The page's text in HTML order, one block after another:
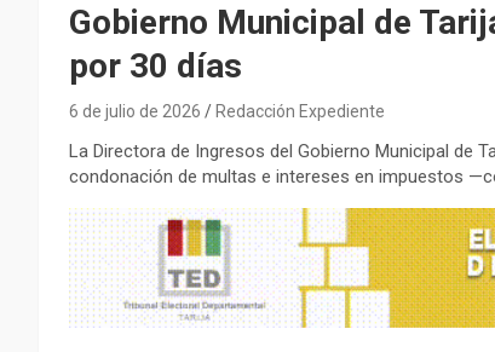
Gobierno Municipal de
por 30 días
6 de julio de 2026 Redacción Expediente
La Directora de Ingresos del Gobierno Municipal de
condonación de multas e intereses en impuestos